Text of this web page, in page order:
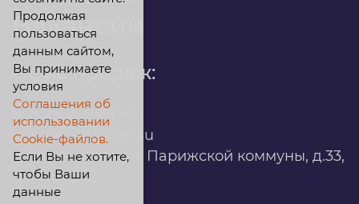
Вакансии
Офис продаж:
infomarket@ilan.su
г. Красноярск, ул. Парижской коммуны, д.33,
помещ. 302
Продолжая
пользоваться
данным сайтом,
Вы принимаете
условия
Соглашения об
использовании
Cookie-файлов.
Если Вы не хотите,
чтобы Ваши
данные